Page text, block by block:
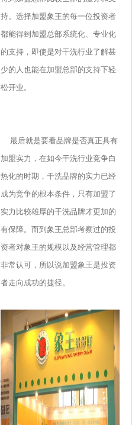
持。选择加盟象王的每一位投资者
都能得到加盟总部系统化、专业化
的支持，即使是对干洗行业了解甚
少的人也能在加盟总部的支持下轻
松开业。
最后就是要看品牌是否真正具有
加盟实力，在如今干洗行业竞争白
热化的时期，干洗品牌的实力已经
成为竞争的根本条件，只有加盟了
实力比较雄厚的干洗品牌才更加的
有保障。而到象王总部考察过的投
资者对象王的规模以及经营管理都
非常认可，所以说加盟象王是投资
者走向成功的捷径。